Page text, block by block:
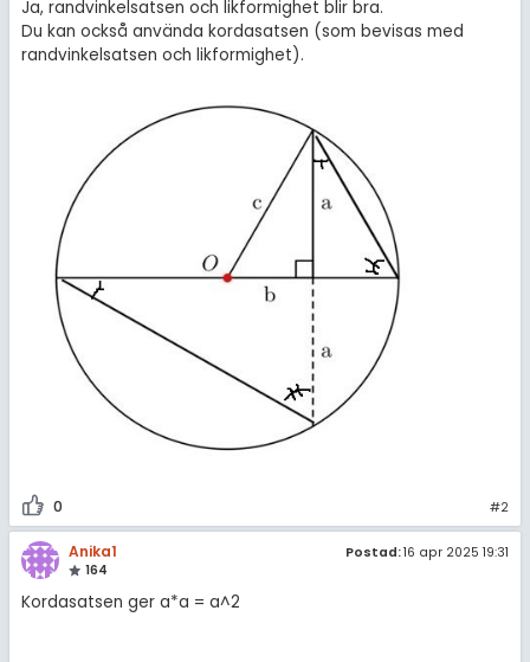
Ja, randvinkelsatsen och likformighet blir bra.
Du kan också använda kordasatsen (som bevisas med
randvinkelsatsen och likformighet).
0 #2
Anika1
164
Postad:16 apr 2025 19:31
Kordasatsen ger a*a = a^2